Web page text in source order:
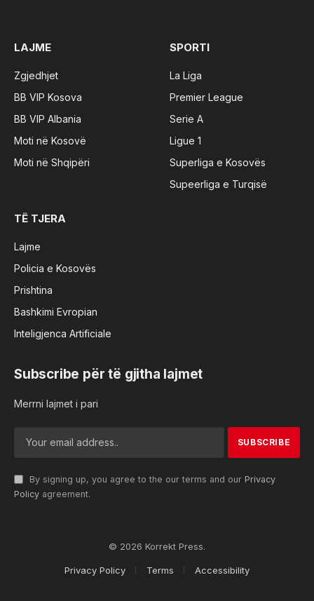
LAJME
Zgjedhjet
BB VIP Kosova
BB VIP Albania
Moti në Kosovë
Moti në Shqipëri
SPORTI
La Liga
Premier League
Serie A
Ligue 1
Superliga e Kosovës
Supeerliga e Turqisë
TË TJERA
Lajme
Policia e Kosovës
Prishtina
Bashkimi Evropian
Inteligjenca Artificiale
Subscribe për të gjitha lajmet
Merrni lajmet i pari
By signing up, you agree to the our terms and our Privacy
Policy agreement.
© 2026 Korrekt Press.
Privacy Policy Terms Accessibility